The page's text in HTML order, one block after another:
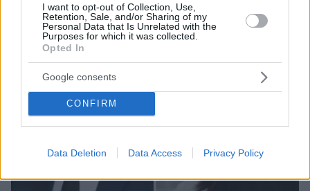
I want to opt-out of Collection, Use,
Retention, Sale, and/or Sharing of my
Personal Data that Is Unrelated with the
Purposes for which it was collected.
Opted In
Google consents
CONFIRM
Data Deletion Data Access Privacy Policy